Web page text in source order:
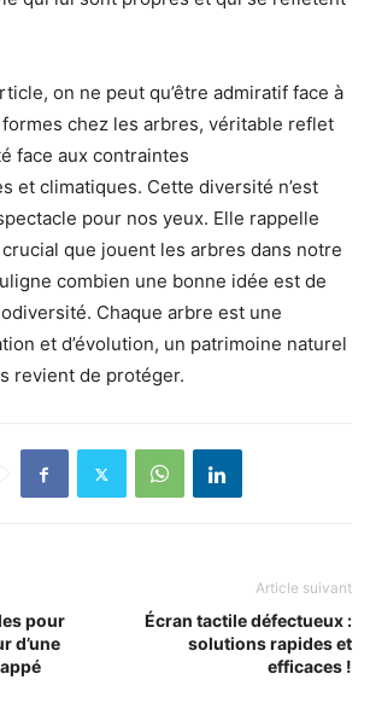
on ne peut qu’être admiratif face à
chez les arbres, véritable reflet
face aux contraintes
et climatiques. Cette diversité n’est
pour nos yeux. Elle rappelle
que jouent les arbres dans notre
combien une bonne idée est de
Chaque arbre est une
et d’évolution, un patrimoine naturel
revient de protéger.
pour
d’une
Article suivant
Écran tactile défectueux :
solutions rapides et
efficaces !